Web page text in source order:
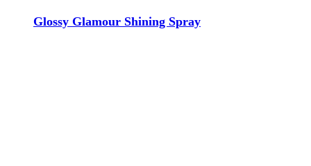
Glossy Glamour Shining Spray